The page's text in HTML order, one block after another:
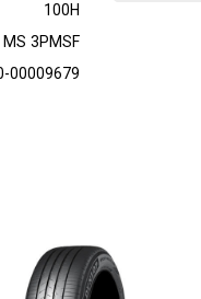
100H
MS 3PMSF
00009679
მიწოდება